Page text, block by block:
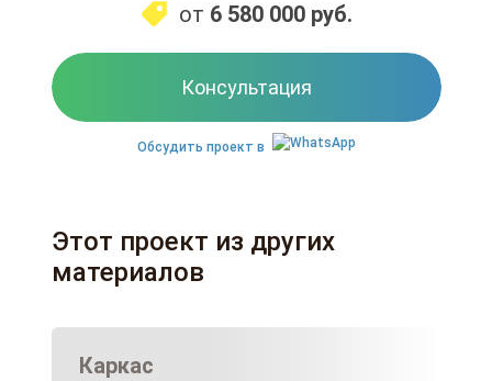
от 6 580 000 руб.
Консультация
Обсудить проект в
Этот проект из других
материалов
Каркас